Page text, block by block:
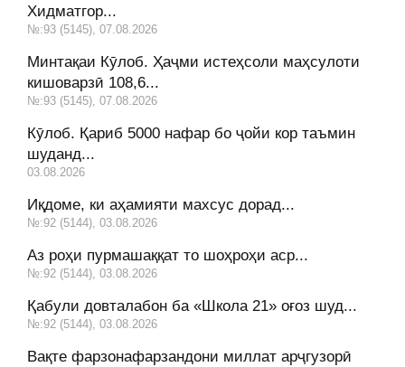
Хидматгор...
№:93 (5145), 07.08.2026
Минтақаи Кӯлоб. Ҳаҷми истеҳсоли маҳсулоти
кишоварзӣ 108,6...
№:93 (5145), 07.08.2026
Кӯлоб. Қариб 5000 нафар бо ҷойи кор таъмин
шуданд...
03.08.2026
Иқдоме, ки аҳамияти махсус дорад...
№:92 (5144), 03.08.2026
Аз роҳи пурмашаққат то шоҳроҳи аср...
№:92 (5144), 03.08.2026
Қабули довталабон ба «Школа 21» оғоз шуд...
№:92 (5144), 03.08.2026
Вақте фарзонафарзандони миллат арҷгузорӣ